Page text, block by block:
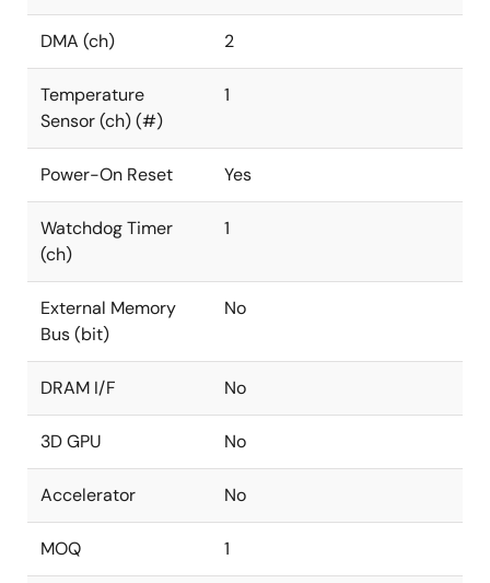
DMA (ch) 2
Temperature
Sensor (ch) (#)
1
Power-On Reset Yes
Watchdog Timer
(ch)
1
External Memory
Bus (bit)
No
DRAM I/F No
3D GPU No
Accelerator No
MOQ 1